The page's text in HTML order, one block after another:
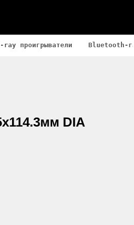
ray проигрыватели Bluetooth-
DIA